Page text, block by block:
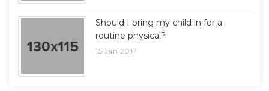
Should I bring my child in for a
routine physical?
15 Jan 2017